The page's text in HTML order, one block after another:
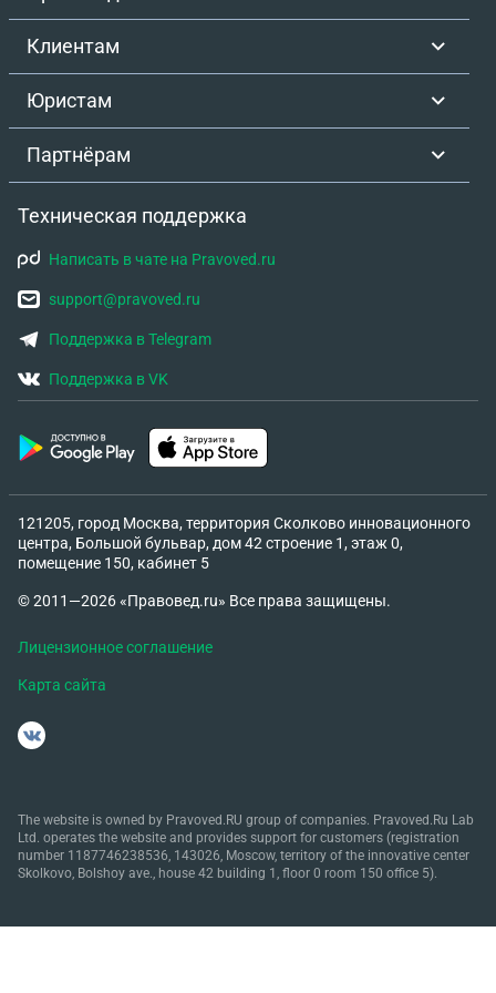
меньше сумма получается ,то должны были
сделать отказ ,но мне почему то не сделали и
Клиентам
Юристам
Партнёрам
Техническая поддержка
Написать в чате на Pravoved.ru
support@pravoved.ru
Поддержка в Telegram
Поддержка в VK
121205, город Москва, территория Сколково инновационного
центра, Большой бульвар, дом 42 строение 1, этаж 0,
помещение 150, кабинет 5
© 2011—2026 «Правовед.ru» Все права защищены.
Лицензионное соглашение
Карта сайта
The website is owned by Pravoved.RU group of companies. Pravoved.Ru Lab
Ltd. operates the website and provides support for customers (registration
number 1187746238536, 143026, Moscow, territory of the innovative center
Skolkovo, Bolshoy ave., house 42 building 1, floor 0 room 150 office 5).